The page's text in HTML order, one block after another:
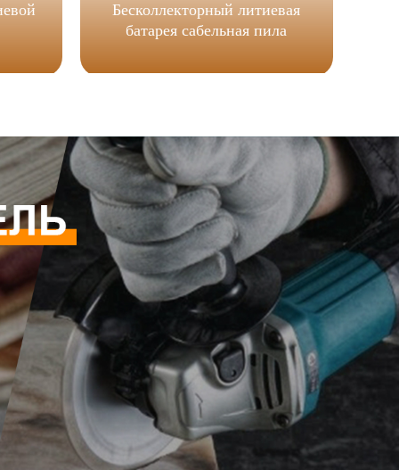
Бесколлекторный литиевая
батарея сабельная пила